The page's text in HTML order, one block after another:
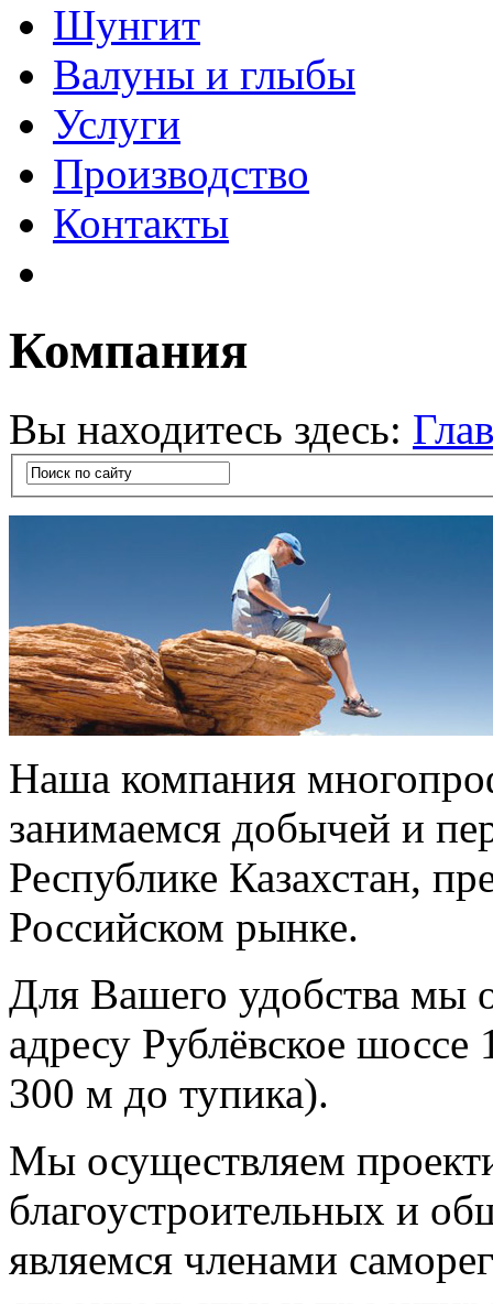
Шунгит
Валуны и глыбы
Услуги
Производство
Контакты
Компания
Вы находитесь здесь:
Наша компания
занимаемся добычей и
Республике Казахстан,
Российском рынке.
Для Вашего удобства мы
адресу Рублёвское
300 м до тупика).
Мы осуществляем
благоустроительных и
являемся членами